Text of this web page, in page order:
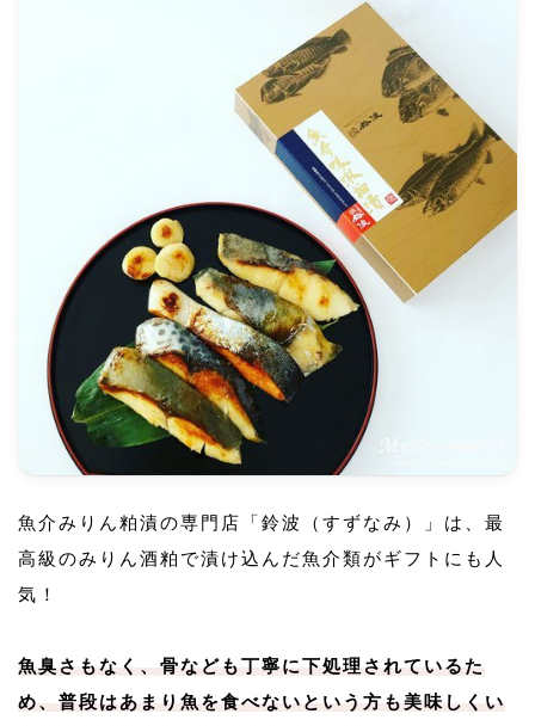
魚介みりん粕漬の専門店「鈴波（すずなみ）」は、最
高級のみりん酒粕で漬け込んだ魚介類がギフトにも人
気！
魚臭さもなく、骨なども丁寧に下処理されているた
め、普段はあまり魚を食べないという方も美味しくい